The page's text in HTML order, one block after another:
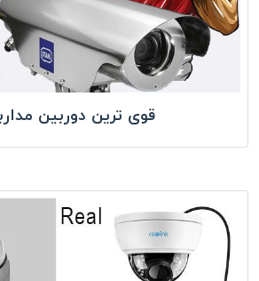
قوی ترین دوربین